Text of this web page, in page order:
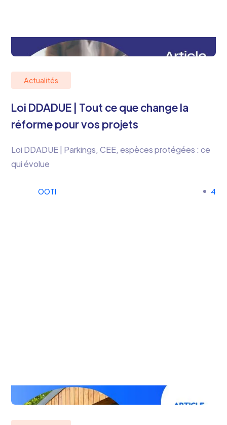
Actualités
Loi DDADUE | Tout ce que change la
réforme pour vos projets
Loi DDADUE | Parkings, CEE, espèces protégées : ce
qui évolue
OOTI 4